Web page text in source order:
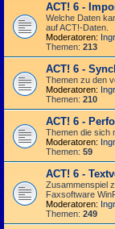
ACT! 6 -
Welche Daten
auf ACT!-Daten.
Moderatoren:
Themen: 213
ACT! 6 -
Themen zu den
Moderatoren:
Themen: 210
ACT! 6 -
Themen die sich
Moderatoren:
Themen: 59
ACT! 6 -
Zusammenspiel
Faxsoftware
Moderatoren:
Themen: 249